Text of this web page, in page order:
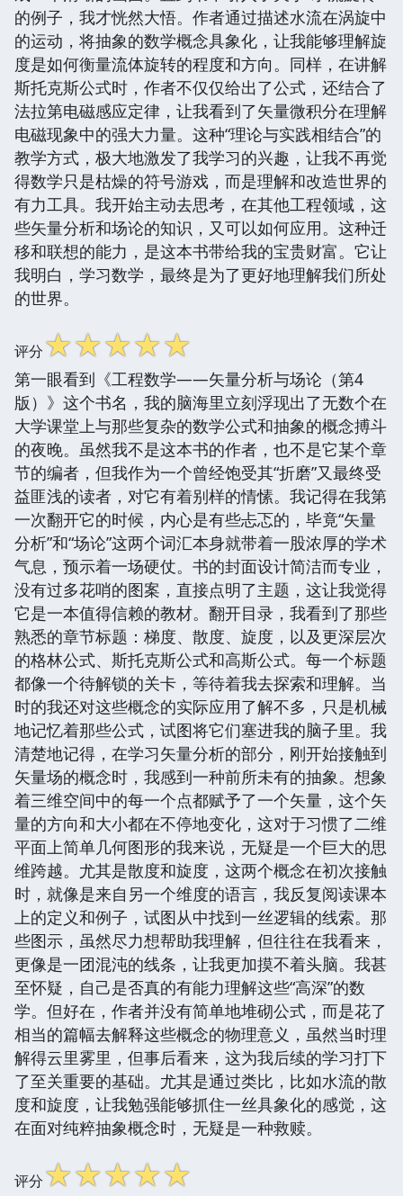
的例子，我才恍然大悟。作者通过描述水流在涡旋中
的运动，将抽象的数学概念具象化，让我能够理解旋
度是如何衡量流体旋转的程度和方向。同样，在讲解
斯托克斯公式时，作者不仅仅给出了公式，还结合了
法拉第电磁感应定律，让我看到了矢量微积分在理解
电磁现象中的强大力量。这种“理论与实践相结合”的
教学方式，极大地激发了我学习的兴趣，让我不再觉
得数学只是枯燥的符号游戏，而是理解和改造世界的
有力工具。我开始主动去思考，在其他工程领域，这
些矢量分析和场论的知识，又可以如何应用。这种迁
移和联想的能力，是这本书带给我的宝贵财富。它让
我明白，学习数学，最终是为了更好地理解我们所处
的世界。
评分☆☆☆☆☆
第一眼看到《工程数学——矢量分析与场论（第4
版）》这个书名，我的脑海里立刻浮现出了无数个在
大学课堂上与那些复杂的数学公式和抽象的概念搏斗
的夜晚。虽然我不是这本书的作者，也不是它某个章
节的编者，但我作为一个曾经饱受其“折磨”又最终受
益匪浅的读者，对它有着别样的情愫。我记得在我第
一次翻开它的时候，内心是有些忐忑的，毕竟“矢量
分析”和“场论”这两个词汇本身就带着一股浓厚的学术
气息，预示着一场硬仗。书的封面设计简洁而专业，
没有过多花哨的图案，直接点明了主题，这让我觉得
它是一本值得信赖的教材。翻开目录，我看到了那些
熟悉的章节标题：梯度、散度、旋度，以及更深层次
的格林公式、斯托克斯公式和高斯公式。每一个标题
都像一个待解锁的关卡，等待着我去探索和理解。当
时的我还对这些概念的实际应用了解不多，只是机械
地记忆着那些公式，试图将它们塞进我的脑子里。我
清楚地记得，在学习矢量分析的部分，刚开始接触到
矢量场的概念时，我感到一种前所未有的抽象。想象
着三维空间中的每一个点都赋予了一个矢量，这个矢
量的方向和大小都在不停地变化，这对于习惯了二维
平面上简单几何图形的我来说，无疑是一个巨大的思
维跨越。尤其是散度和旋度，这两个概念在初次接触
时，就像是来自另一个维度的语言，我反复阅读课本
上的定义和例子，试图从中找到一丝逻辑的线索。那
些图示，虽然尽力想帮助我理解，但往往在我看来，
更像是一团混沌的线条，让我更加摸不着头脑。我甚
至怀疑，自己是否真的有能力理解这些“高深”的数
学。但好在，作者并没有简单地堆砌公式，而是花了
相当的篇幅去解释这些概念的物理意义，虽然当时理
解得云里雾里，但事后看来，这为我后续的学习打下
了至关重要的基础。尤其是通过类比，比如水流的散
度和旋度，让我勉强能够抓住一丝具象化的感觉，这
在面对纯粹抽象概念时，无疑是一种救赎。
评分☆☆☆☆☆